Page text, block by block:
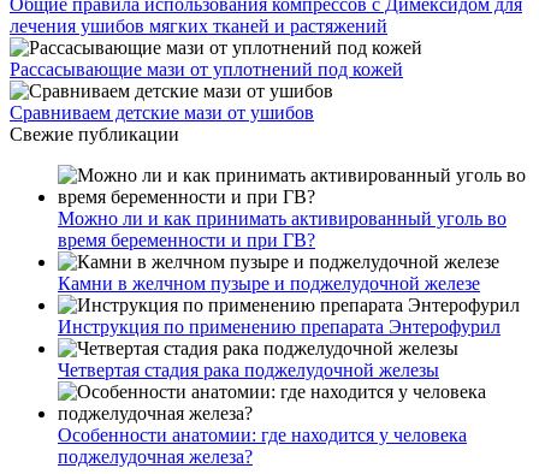
Общие правила использования компрессов с Димексидом для
лечения ушибов мягких тканей и растяжений
Рассасывающие мази от уплотнений под кожей
Сравниваем детские мази от ушибов
Свежие публикации
Можно ли и как принимать активированный уголь во
время беременности и при ГВ?
Камни в желчном пузыре и поджелудочной железе
Инструкция по применению препарата Энтерофурил
Четвертая стадия рака поджелудочной железы
Особенности анатомии: где находится у человека
поджелудочная железа?